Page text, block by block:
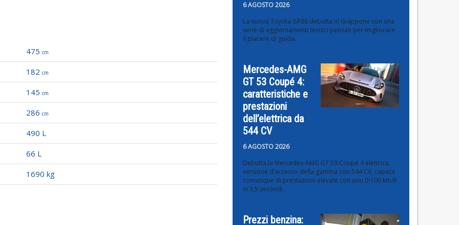
475cm
182cm
145cm
286cm
490 L
66 L
1690 kg
6 AGOSTO 2026
La nuova Toyota GR86 debutta in Giappone con una
serie di aggiornamenti tecnici pensati per migliorare
il piacere di guida.
Mercedes-AMG
GT 53 Coupé 4:
caratteristiche e
prestazioni
dell’elettrica da
544 CV
6 AGOSTO 2026
Debutta la Mercedes-AMG GT 53 Coupé 4 elettrica,
versione d’accesso della gamma con 544 CV, capace
comunque di prestazioni elevate con uno 0-100 km/h
in 3,5 secondi.
Prezzi benzina: